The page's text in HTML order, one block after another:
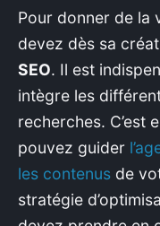
Pour donner de la
devez dès sa
SEO. Il est
intègre les
recherches. C’est
pouvez guider
les contenus de
stratégie